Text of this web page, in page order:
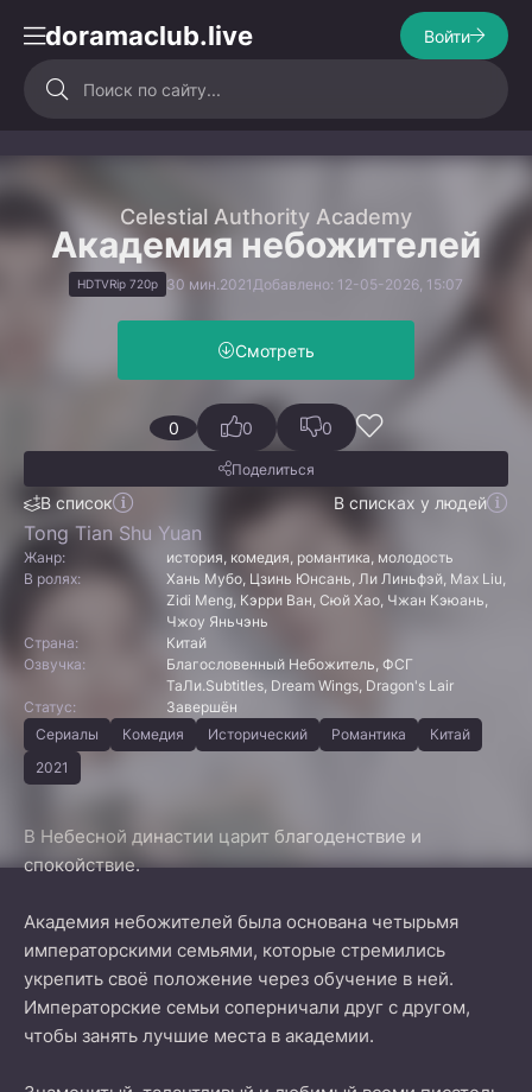
doramaclub.live Войти
Celestial Authority Academy
Академия небожителей
HDTVRip 720p 30 мин. 2021 Добавлено: 12-05-2026, 15:07
Смотреть
0
В список В списках у людей
0 0
Поделиться
Tong Tian Shu Yuan
Жанр:
история, комедия, романтика, молодость
В ролях:
Хань Мубо, Цзинь Юнсань, Ли Линьфэй, Max Liu,
Zidi Meng, Кэрри Ван, Сюй Хао, Чжан Кэюань,
Чжоу Яньчэнь
Страна:
Китай
Озвучка:
Благословенный Небожитель, ФСГ
ТаЛи.Subtitles, Dream Wings, Dragon's Lair
Статус:
Завершён
Сериалы
Комедия Исторический Романтика
Китай
2021
В Небесной династии царит благоденствие и
спокойствие.
Академия небожителей была основана четырьмя
императорскими семьями, которые стремились
укрепить своё положение через обучение в ней.
Императорские семьи соперничали друг с другом,
чтобы занять лучшие места в академии.